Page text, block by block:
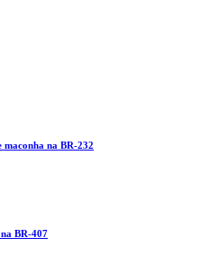
maconha na BR-232
BR-407